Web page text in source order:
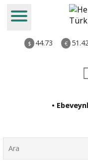
$ 44.73 €
•